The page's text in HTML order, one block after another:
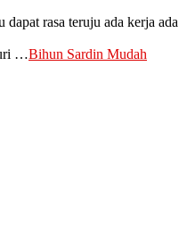
dapat rasa teruju ada kerja ada
…Bihun Sardin Mudah